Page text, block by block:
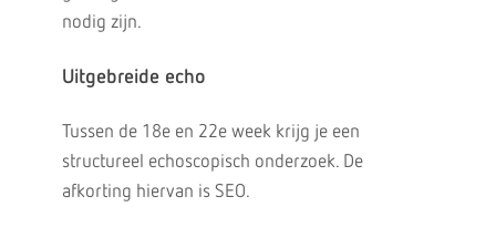
nodig zijn.
Uitgebreide echo
Tussen de 18e en 22e week krijg je een
structureel echoscopisch onderzoek. De
afkorting hiervan is SEO.